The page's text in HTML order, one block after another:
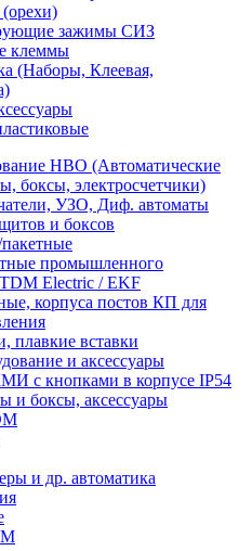
зажимы СИЗ
клеммы
(Наборы, Клеевая,
НВО (Автоматические
боксы, электросчетчики)
УЗО, Диф. автоматы
и боксов
промышленного
Electric / EKF
корпуса постов КП для
плавкие вставки
и аксессуары
с кнопками в корпусе IP54
и боксы, аксессуары
и др. автоматика